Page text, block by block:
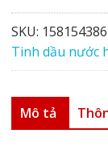
nước
hoa
Ajmal
Miss
số
lượng
SKU:
Tinh dầu nước
Mô tả